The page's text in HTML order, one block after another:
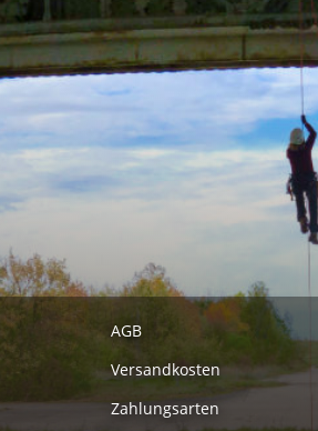
AGB
Versandkosten
Zahlungsarten